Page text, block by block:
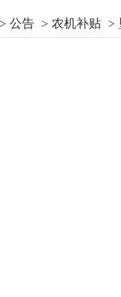
> 公告 > 农机补贴 >